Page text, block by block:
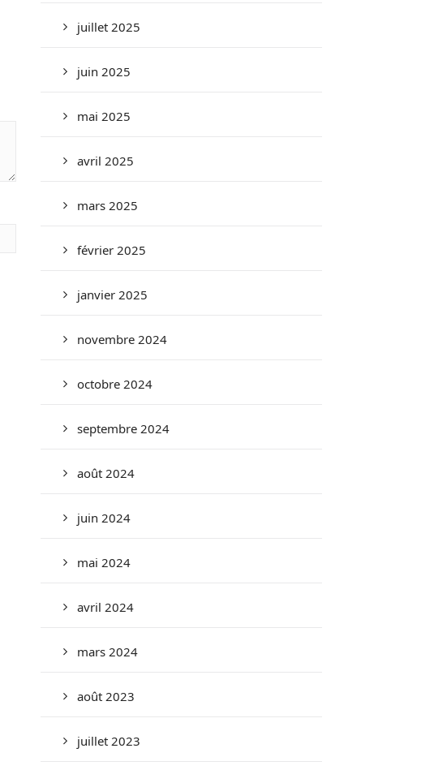
juillet 2025
juin 2025
mai 2025
avril 2025
mars 2025
février 2025
janvier 2025
novembre 2024
octobre 2024
septembre 2024
août 2024
juin 2024
mai 2024
avril 2024
mars 2024
août 2023
juillet 2023